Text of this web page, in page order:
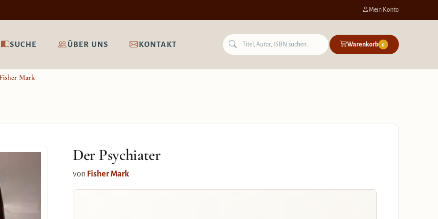
Mein Konto
SUCHE ÜBER UNS KONTAKT Warenkorb 0
Fisher Mark
Der Psychiater
von Fisher Mark